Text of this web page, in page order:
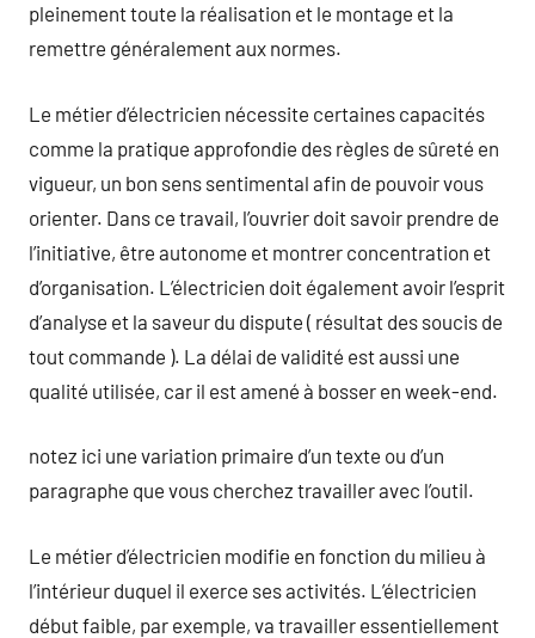
pleinement toute la réalisation et le montage et la
remettre généralement aux normes.
Le métier d’électricien nécessite certaines capacités
comme la pratique approfondie des règles de sûreté en
vigueur, un bon sens sentimental afin de pouvoir vous
orienter. Dans ce travail, l’ouvrier doit savoir prendre de
l’initiative, être autonome et montrer concentration et
d’organisation. L’électricien doit également avoir l’esprit
d’analyse et la saveur du dispute ( résultat des soucis de
tout commande ). La délai de validité est aussi une
qualité utilisée, car il est amené à bosser en week-end.
notez ici une variation primaire d’un texte ou d’un
paragraphe que vous cherchez travailler avec l’outil.
Le métier d’électricien modifie en fonction du milieu à
l’intérieur duquel il exerce ses activités. L’électricien
début faible, par exemple, va travailler essentiellement